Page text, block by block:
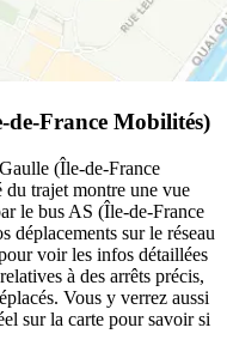
de-France Mobilités)
(Île-de-France
trajet montre une vue
le bus AS (Île-de-France
sur le réseau
voir les infos détaillées
à des arrêts précis,
Vous y verrez aussi
sur la carte pour savoir si